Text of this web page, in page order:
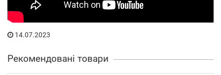
14.07.2023
Рекомендовані товари